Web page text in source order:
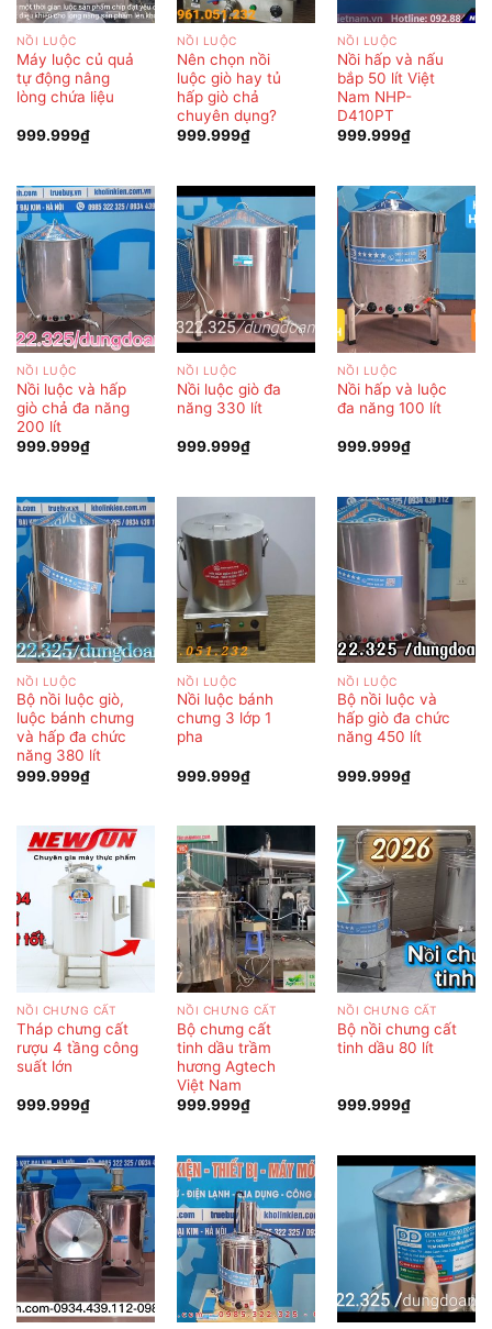
NỒI LUỘC
Máy luộc củ quả
tự động nâng
lòng chứa liệu
999.999₫
NỒI LUỘC
Nên chọn nồi
luộc giò hay tủ
hấp giò chả
chuyên dụng?
999.999₫
NỒI LUỘC
Nồi hấp và nấu
bắp 50 lít Việt
Nam NHP-
D410PT
999.999₫
NỒI LUỘC
Nồi luộc và hấp
giò chả đa năng
200 lít
999.999₫
NỒI LUỘC
Nồi luộc giò đa
năng 330 lít
999.999₫
NỒI LUỘC
Nồi hấp và luộc
đa năng 100 lít
999.999₫
NỒI LUỘC
Bộ nồi luộc giò,
luộc bánh chưng
và hấp đa chức
năng 380 lít
999.999₫
NỒI LUỘC
Nồi luộc bánh
chưng 3 lớp 1
pha
999.999₫
NỒI LUỘC
Bộ nồi luộc và
hấp giò đa chức
năng 450 lít
999.999₫
NỒI CHƯNG CẤT
Tháp chưng cất
rượu 4 tầng công
suất lớn
999.999₫
NỒI CHƯNG CẤT
Bộ chưng cất
tinh dầu trầm
hương Agtech
Việt Nam
999.999₫
NỒI CHƯNG CẤT
Bộ nồi chưng cất
tinh dầu 80 lít
999.999₫